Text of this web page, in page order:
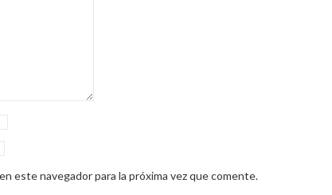
este navegador para la próxima vez que comente.